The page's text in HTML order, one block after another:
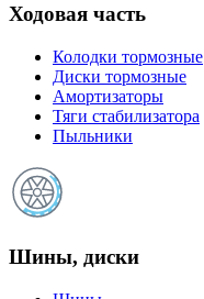
Ходовая часть
Колодки тормозные
Диски тормозные
Амортизаторы
Тяги стабилизатора
Пыльники
Шины, диски